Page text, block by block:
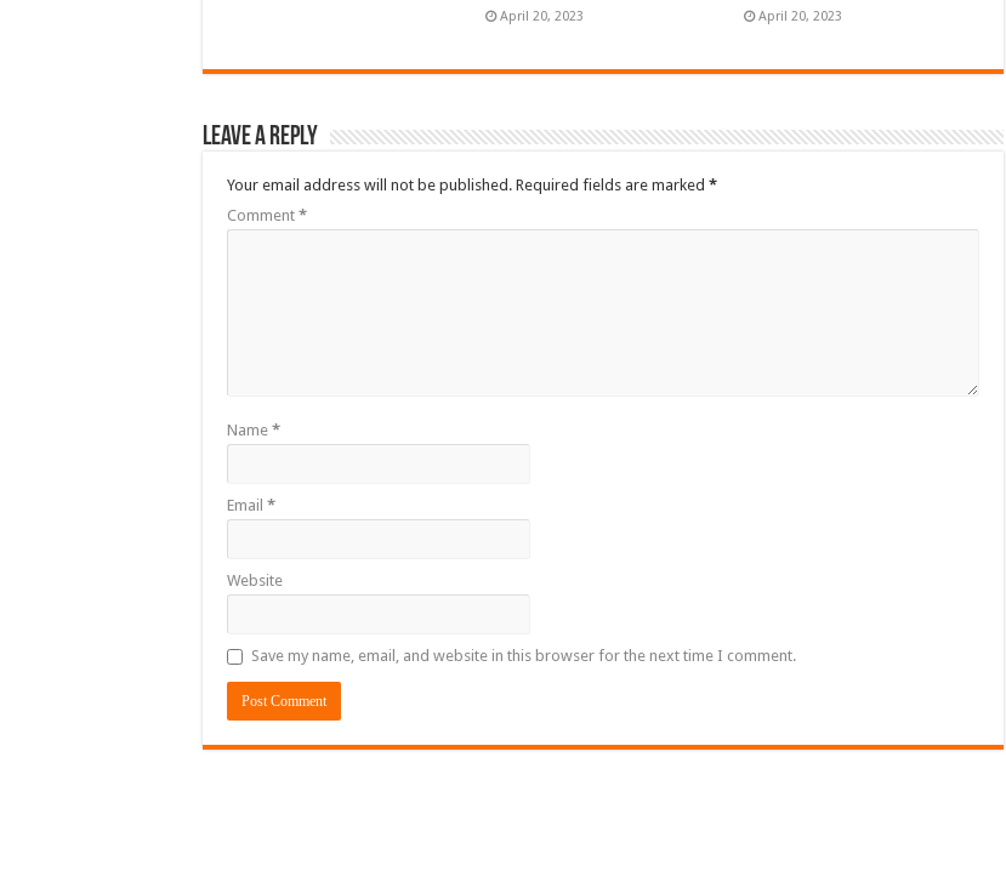
April 20, 2023 April 20, 2023
Leave a Reply
Your email address will not be published. Required fields are marked *
Comment *
Name *
Email *
Website
Save my name, email, and website in this browser for the next time I comment.